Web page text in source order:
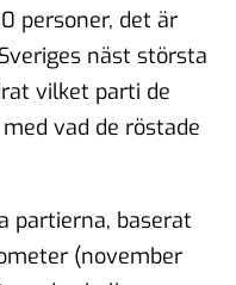
personer, det är
näst största
vilket parti de
vad de röstade
partierna, baserat
(november